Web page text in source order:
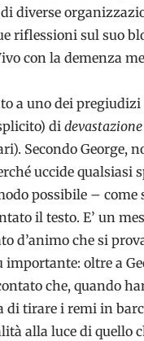
diverse
riflessioni sul suo
con la demenza
a uno dei
di devastazione
Secondo George,
uccide
possibile – come
il testo. E’ un
d’animo che si
importante: oltre a
che, quando
di tirare i remi in
alla luce di quello